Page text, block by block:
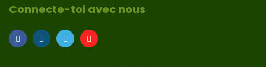
Connecte-toi avec nous